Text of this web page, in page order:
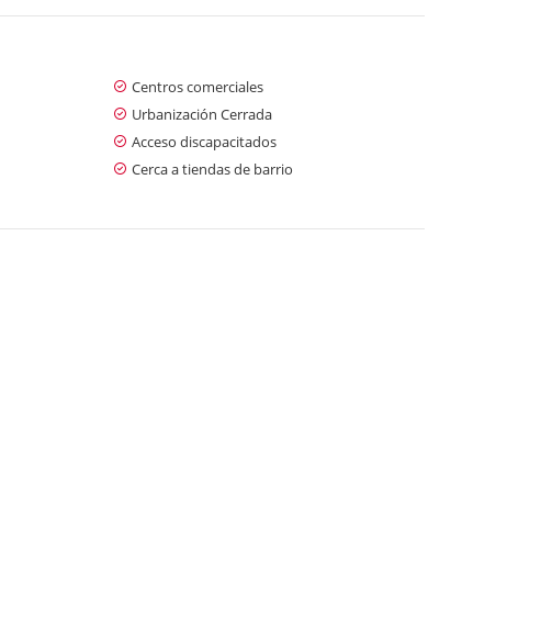
Centros comerciales
Urbanización Cerrada
Acceso discapacitados
Cerca a tiendas de barrio